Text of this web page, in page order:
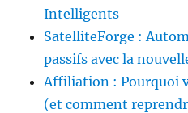
Intelligents
SatelliteForge :
passifs avec la
Affiliation : Pourquoi
(et comment